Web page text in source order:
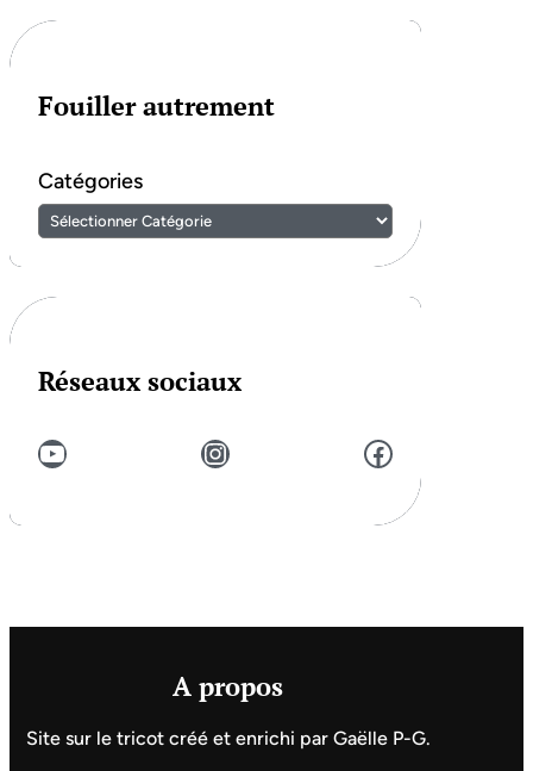
Fouiller autrement
Catégories
Réseaux sociaux
YouTube Instagram Facebook
A propos
Site sur le tricot créé et enrichi par Gaëlle P-G.